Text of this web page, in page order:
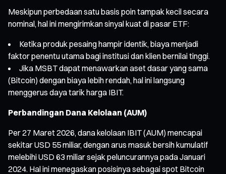
Meskipun perbedaan satu basis poin tampak kecil secara
nominal, hal ini mengirimkan sinyal kuat di pasar ETF:
Ketika produk pesaing hampir identik, biaya menjadi
faktor penentu utama bagi institusi dan klien bernilai tinggi.
Jika MSBT dapat menawarkan aset dasar yang sama
(Bitcoin) dengan biaya lebih rendah, hal ini langsung
menggerus daya tarik harga IBIT.
Perbandingan Dana Kelolaan (AUM)
Per 27 Maret 2026, dana kelolaan IBIT (AUM) mencapai
sekitar USD 55 miliar, dengan arus masuk bersih kumulatif
melebihi USD 63 miliar sejak peluncurannya pada Januari
2024. Hal ini menegaskan posisinya sebagai spot Bitcoin